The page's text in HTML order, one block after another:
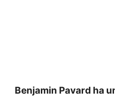
Benjamin Pavard ha